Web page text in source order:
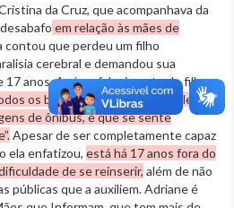
da Cruz, que acompanhava da
em relação às mães de
contou que perdeu um filho
cerebral e demandou sua
17 anos. Após o falecimento do filho,
os benefícios vinculados a ele,
de ônibus, e que se sente
Apesar de ser completamente capaz
ela enfatizou, está há 17 anos fora do
de se reinserir, além de não
públicas que a auxiliem. Adriane é